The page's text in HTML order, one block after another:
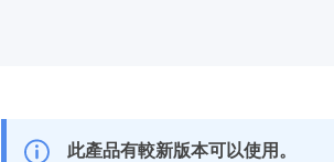
此產品有較新版本可以使用。